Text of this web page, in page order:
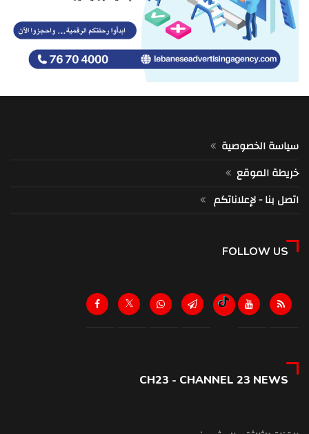
سياسة الخصوصية
خريطة الموقع
اتصل بنا - لإعلاناتكم
FOLLOW US
CH23 - CHANNEL 23 NEWS